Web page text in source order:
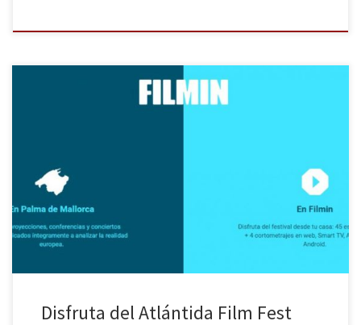
que tenéis toda la información
en https://www.filmin.es/atlantida, quieren invitaros a disfrutar de
buen cine en […]
Disfruta del Atlántida Film Fest